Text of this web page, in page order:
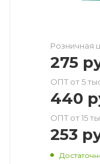
Розничная
275
ОПТ от 5
440
ОПТ от 15
253